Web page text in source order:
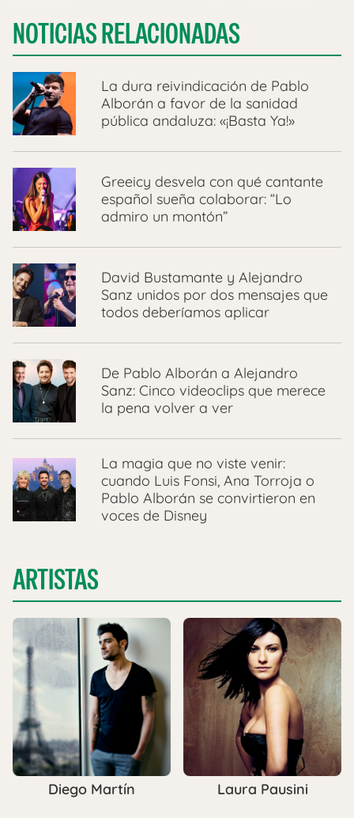
NOTICIAS RELACIONADAS
La dura reivindicación de Pablo
Alborán a favor de la sanidad
pública andaluza: «¡Basta Ya!»
Greeicy desvela con qué cantante
español sueña colaborar: “Lo
admiro un montón”
David Bustamante y Alejandro
Sanz unidos por dos mensajes que
todos deberíamos aplicar
De Pablo Alborán a Alejandro
Sanz: Cinco videoclips que merece
la pena volver a ver
La magia que no viste venir:
cuando Luis Fonsi, Ana Torroja o
Pablo Alborán se convirtieron en
voces de Disney
ARTISTAS
Diego Martín Laura Pausini